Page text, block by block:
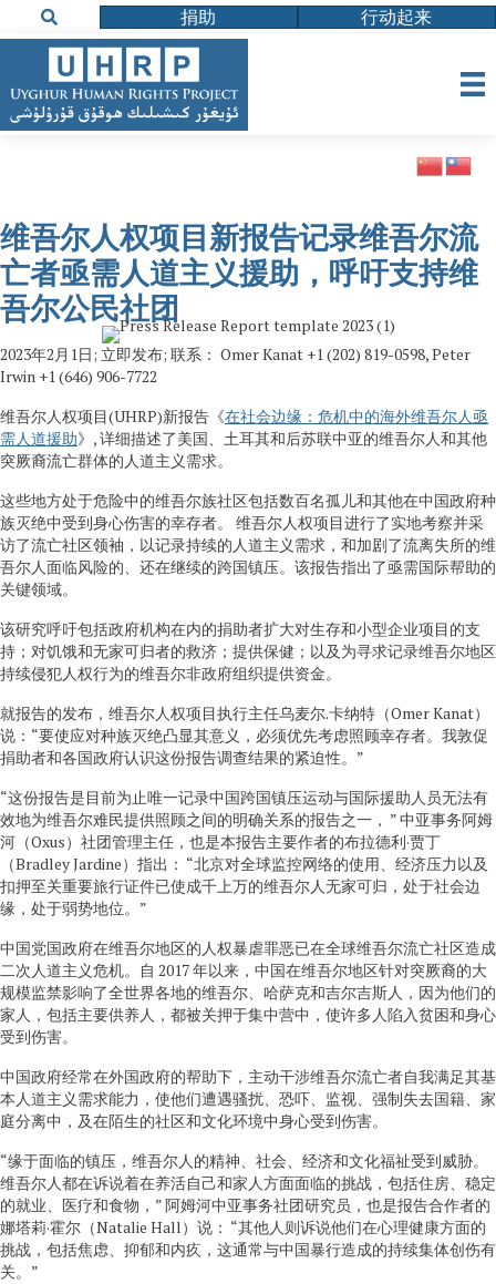
捐助 行动起来
维吾尔人权项目新报告记录维吾尔流
亡者亟需人道主义援助，呼吁支持维
吾尔公民社团
2023年2月1日; 立即发布; 联系： Omer Kanat +1 (202) 819-0598, Peter
Irwin +1 (646) 906-7722
维吾尔人权项目(UHRP)新报告《在社会边缘：危机中的海外维吾尔人亟
需人道援助》, 详细描述了美国、土耳其和后苏联中亚的维吾尔人和其他
突厥裔流亡群体的人道主义需求。
这些地方处于危险中的维吾尔族社区包括数百名孤儿和其他在中国政府种
族灭绝中受到身心伤害的幸存者。 维吾尔人权项目进行了实地考察并采
访了流亡社区领袖，以记录持续的人道主义需求，和加剧了流离失所的维
吾尔人面临风险的、还在继续的跨国镇压。该报告指出了亟需国际帮助的
关键领域。
该研究呼吁包括政府机构在内的捐助者扩大对生存和小型企业项目的支
持；对饥饿和无家可归者的救济；提供保健；以及为寻求记录维吾尔地区
持续侵犯人权行为的维吾尔非政府组织提供资金。
就报告的发布，维吾尔人权项目执行主任乌麦尔.卡纳特（Omer Kanat）
说：“要使应对种族灭绝凸显其意义，必须优先考虑照顾幸存者。我敦促
捐助者和各国政府认识这份报告调查结果的紧迫性。”
“这份报告是目前为止唯一记录中国跨国镇压运动与国际援助人员无法有
效地为维吾尔难民提供照顾之间的明确关系的报告之一， ” 中亚事务阿姆
河（Oxus）社团管理主任，也是本报告主要作者的布拉德利·贾丁
（Bradley Jardine）指出： “北京对全球监控网络的使用、经济压力以及
扣押至关重要旅行证件已使成千上万的维吾尔人无家可归，处于社会边
缘，处于弱势地位。”
中国党国政府在维吾尔地区的人权暴虐罪恶已在全球维吾尔流亡社区造成
二次人道主义危机。自 2017 年以来，中国在维吾尔地区针对突厥裔的大
规模监禁影响了全世界各地的维吾尔、哈萨克和吉尔吉斯人，因为他们的
家人，包括主要供养人，都被关押于集中营中，使许多人陷入贫困和身心
受到伤害。
中国政府经常在外国政府的帮助下，主动干涉维吾尔流亡者自我满足其基
本人道主义需求能力，使他们遭遇骚扰、恐吓、监视、强制失去国籍、家
庭分离中，及在陌生的社区和文化环境中身心受到伤害。
“缘于面临的镇压，维吾尔人的精神、社会、经济和文化福祉受到威胁。
维吾尔人都在诉说着在养活自己和家人方面面临的挑战，包括住房、稳定
的就业、医疗和食物，” 阿姆河中亚事务社团研究员，也是报告合作者的
娜塔莉·霍尔（Natalie Hall）说： “其他人则诉说他们在心理健康方面的
挑战，包括焦虑、抑郁和内疚，这通常与中国暴行造成的持续集体创伤有
关。”